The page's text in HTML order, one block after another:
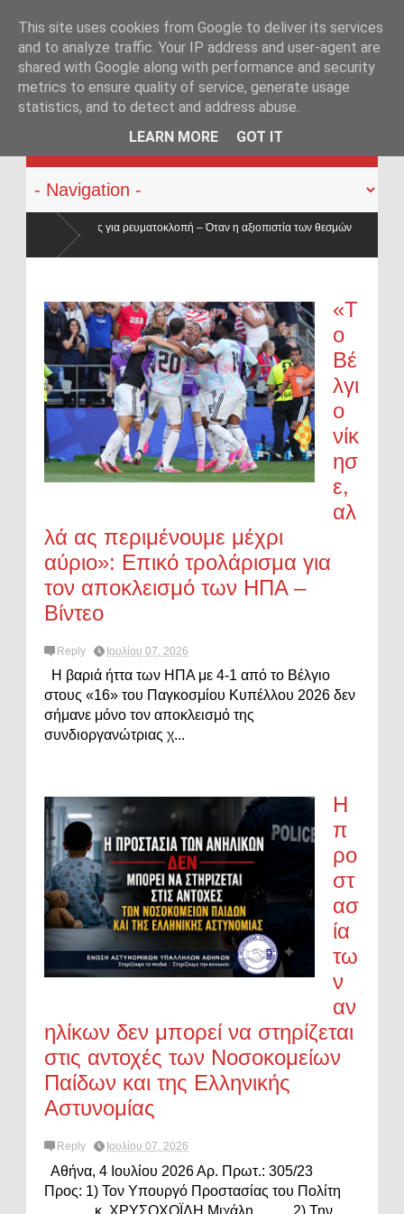
KATEHACKER
– Όταν η αξιοπιστία των θεσμών
Συνελήφθη στην Γερμανία ο
«Τ
ο
Βέ
λγι
ο
νίκ
ησ
ε,
αλ
λά ας περιμένουμε μέχρι
αύριο»: Επικό τρολάρισμα για
τον αποκλεισμό των ΗΠΑ –
Βίντεο
Reply Ιουλίου 07, 2026
Η βαριά ήττα των ΗΠΑ με 4-1 από το Βέλγιο
στους «16» του Παγκοσμίου Κυπέλλου 2026 δεν
σήμανε μόνο τον αποκλεισμό της
συνδιοργανώτριας χ...
Η
π
ρο
στ
ασ
ία
τω
ν
αν
ηλίκων δεν μπορεί να στηρίζεται
στις αντοχές των Νοσοκομείων
Παίδων και της Ελληνικής
Αστυνομίας
Reply Ιουλίου 07, 2026
Αθήνα, 4 Ιουλίου 2026 Αρ. Πρωτ.: 305/23
Προς: 1) Τον Υπουργό Προστασίας του Πολίτη
κ. ΧΡΥΣΟΧΟΪΔΗ Μιχάλη 2) Την ...
This site uses cookies from Google to deliver its services
and to analyze traffic. Your IP address and user-agent are
shared with Google along with performance and security
metrics to ensure quality of service, generate usage
statistics, and to detect and address abuse.
LEARN MORE
GOT IT